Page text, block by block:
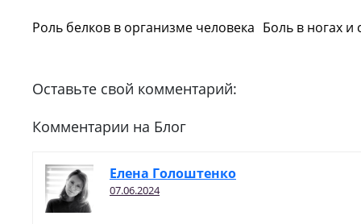
Роль белков в организме человека Боль в ногах и
Оставьте свой комментарий:
Комментарии на Блог
Елена Голоштенко
07.06.2024